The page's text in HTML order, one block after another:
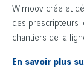
Wimoov crée et
des prescripteurs
chantiers de la
En savoir plus